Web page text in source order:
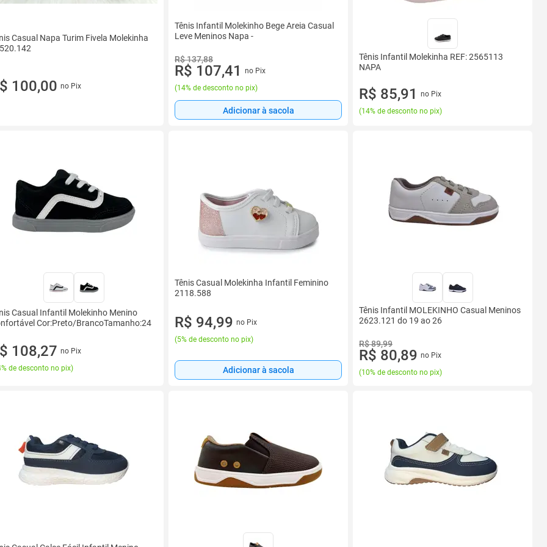
Casual Napa Turim Fivela Molekinha
100,00 no Pix
Tênis Infantil Molekinho Bege Areia Casual
Leve Meninos Napa -
R$ 137,88
R$ 107,41
no Pix
(14% de desconto no pix)
Adicionar à sacola
Tênis Infantil Molekinha REF: 2565113
NAPA
R$ 85,91
no Pix
(14% de desconto no pix)
Casual Infantil Molekinho Menino
Cor:Preto/BrancoTamanho:24
108,27 no Pix
de desconto no pix)
Tênis Casual Molekinha Infantil Feminino
2118.588
R$ 94,99 no Pix
(5% de desconto no pix)
Adicionar à sacola
Tênis Infantil MOLEKINHO Casual Meninos
2623.121 do 19 ao 26
R$ 89,99
R$ 80,89 no Pix
(10% de desconto no pix)